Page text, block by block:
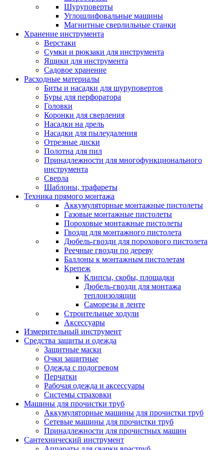
Шуруповерты
Углошлифовальные машины
Магнитные сверлильные станки
Хранение инструмента
Верстаки
Сумки и рюкзаки для инструмента
Ящики для инструмента
Садовое хранение
Расходные материалы
Биты и насадки для шуруповертов
Буры для перфоратора
Головки
Коронки для сверления
Насадки на дрель
Насадки для пылеудаления
Отрезные диски
Полотна для пил
Принадлежности для многофункционального
инструмента
Сверла
Шаблоны, трафареты
Техника прямого монтажа
Аккумуляторные монтажные пистолеты
Газовые монтажные пистолеты
Пороховые монтажные пистолеты
Гвозди для монтажного пистолета
Дюбель-гвозди для порохового пистолета
Реечные гвозди по дереву
Баллоны к монтажным пистолетам
Крепеж
Клипсы, скобы, площадки
Дюбель-гвозди для монтажа
теплоизоляции
Саморезы в ленте
Строительные ходули
Аксессуары
Измерительный инструмент
Средства защиты и одежда
Защитные маски
Очки защитные
Одежда с подогревом
Перчатки
Рабочая одежда и аксессуары
Системы страховки
Машины для прочистки труб
Аккумуляторные машины для прочистки труб
Сетевые машины для прочистки труб
Принадлежности для прочистных машин
Сантехнический инструмент